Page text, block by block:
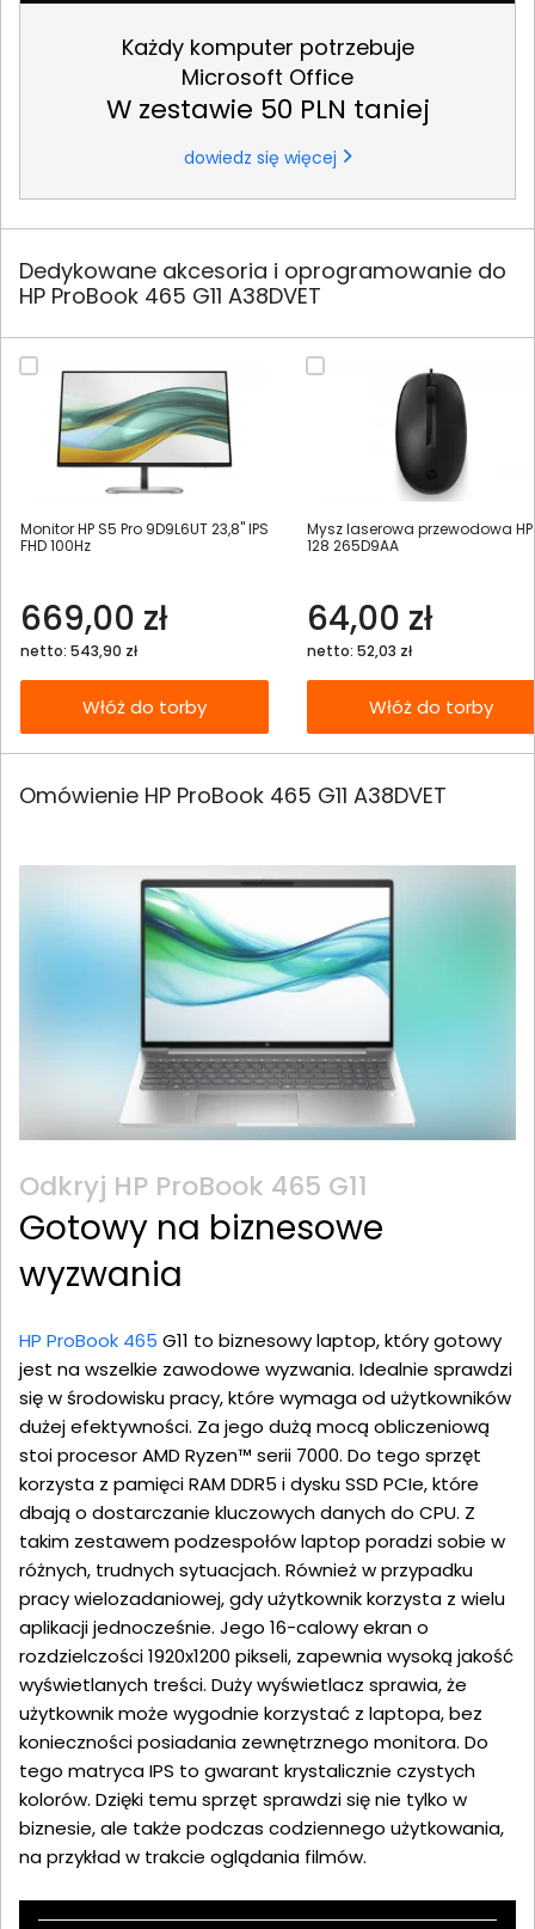
Każdy komputer potrzebuje
Microsoft Office
W zestawie 50 PLN taniej
dowiedz się więcej
Dedykowane akcesoria i oprogramowanie do
HP ProBook 465 G11 A38DVET
Monitor HP S5 Pro 9D9L6UT 23,8" IPS
FHD 100Hz
669,00 zł
netto: 543,90 zł
Włóż do torby
Mysz laserowa przewodowa HP
128 265D9AA
64,00 zł
netto: 52,03 zł
Włóż do torby
Omówienie HP ProBook 465 G11 A38DVET
Odkryj HP ProBook 465 G11
Gotowy na biznesowe
wyzwania
HP ProBook 465 G11 to biznesowy laptop, który gotowy
jest na wszelkie zawodowe wyzwania. Idealnie sprawdzi
się w środowisku pracy, które wymaga od użytkowników
dużej efektywności. Za jego dużą mocą obliczeniową
stoi procesor AMD Ryzen™ serii 7000. Do tego sprzęt
korzysta z pamięci RAM DDR5 i dysku SSD PCIe, które
dbają o dostarczanie kluczowych danych do CPU. Z
takim zestawem podzespołów laptop poradzi sobie w
różnych, trudnych sytuacjach. Również w przypadku
pracy wielozadaniowej, gdy użytkownik korzysta z wielu
aplikacji jednocześnie. Jego 16-calowy ekran o
rozdzielczości 1920x1200 pikseli, zapewnia wysoką jakość
wyświetlanych treści. Duży wyświetlacz sprawia, że
użytkownik może wygodnie korzystać z laptopa, bez
konieczności posiadania zewnętrznego monitora. Do
tego matryca IPS to gwarant krystalicznie czystych
kolorów. Dzięki temu sprzęt sprawdzi się nie tylko w
biznesie, ale także podczas codziennego użytkowania,
na przykład w trakcie oglądania filmów.